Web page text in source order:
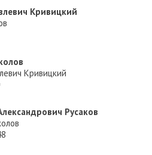
Кривицкий
Кривицкий
Русаков